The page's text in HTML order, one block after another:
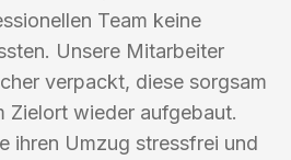
Team keine
Unsere Mitarbeiter
verpackt, diese sorgsam
Zielort wieder aufgebaut.
ihren Umzug stressfrei und